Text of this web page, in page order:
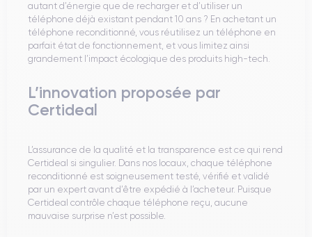
autant d’énergie que de recharger et d’utiliser un
téléphone déjà existant pendant 10 ans ? En achetant un
téléphone reconditionné, vous réutilisez un téléphone en
parfait état de fonctionnement, et vous limitez ainsi
grandement l’impact écologique des produits high-tech.
L’innovation proposée par
Certideal
L’assurance de la qualité et la transparence est ce qui rend
Certideal si singulier. Dans nos locaux, chaque téléphone
reconditionné est soigneusement testé, vérifié et validé
par un expert avant d’être expédié à l’acheteur. Puisque
Certideal contrôle chaque téléphone reçu, aucune
mauvaise surprise n’est possible.